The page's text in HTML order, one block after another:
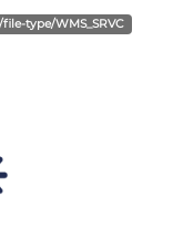
type/WMS_SRVC